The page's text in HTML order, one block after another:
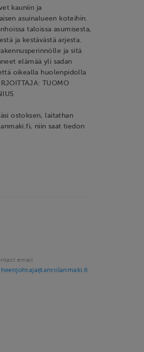
kauniin ja
asuinalueen koteihin.
taloissa asumisesta,
ja kestävästä arjesta.
ja sitä
elämää yli sadan
oikealla huolenpidolla
TUOMO
ostoksen, laitathan
niin saat tiedon
email